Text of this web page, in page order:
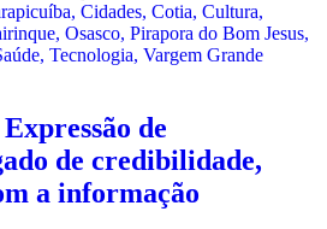
, Cidades, Cotia, Cultura,
, Osasco, Pirapora do Bom Jesus,
, Tecnologia, Vargem Grande
de
de credibilidade,
a informação